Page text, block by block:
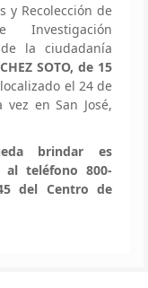
y Recolección de
la ciudadanía
SOTO, de 15
el 24 de
en San José,
brindar es
al teléfono 800-
del Centro de